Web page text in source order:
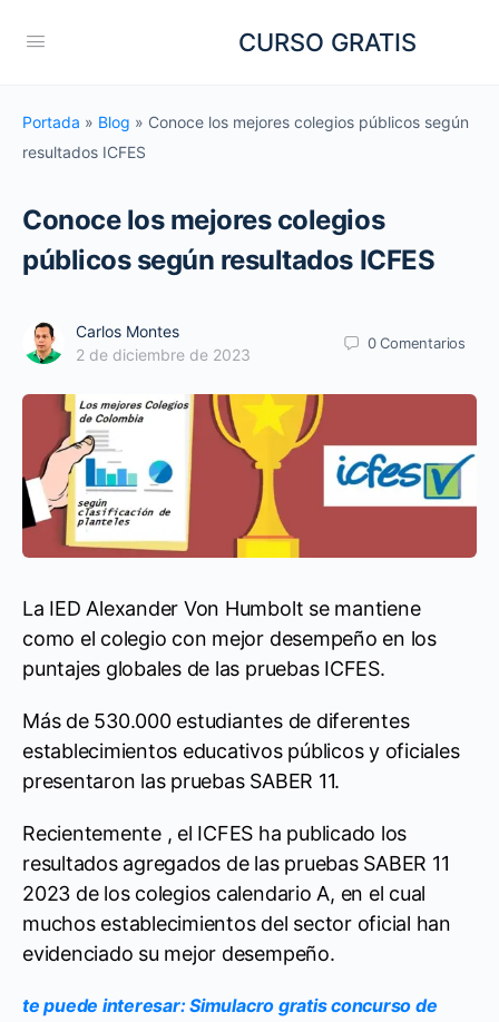
CURSO GRATIS
Portada » Blog » Conoce los mejores colegios públicos según
resultados ICFES
Conoce los mejores colegios
públicos según resultados ICFES
Carlos Montes
2 de diciembre de 2023
0Comentarios
La IED Alexander Von Humbolt se mantiene
como el colegio con mejor desempeño en los
puntajes globales de las pruebas ICFES.
Más de 530.000 estudiantes de diferentes
establecimientos educativos públicos y oficiales
presentaron las pruebas SABER 11.
Recientemente , el ICFES ha publicado los
resultados agregados de las pruebas SABER 11
2023 de los colegios calendario A, en el cual
muchos establecimientos del sector oficial han
evidenciado su mejor desempeño.
te puede interesar: Simulacro gratis concurso de